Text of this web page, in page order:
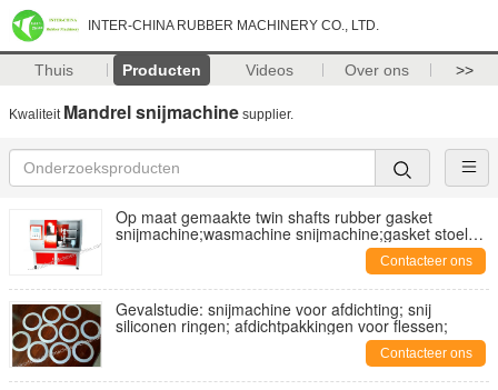
INTER-CHINA RUBBER MACHINERY CO., LTD.
Thuis Producten Videos Over ons >>
Kwaliteit Mandrel snijmachine supplier.
Op maat gemaakte twin shafts rubber gasket
snijmachine;wasmachine snijmachine;gasket stoel
Contacteer ons
Gevalstudie: snijmachine voor afdichting; snij
siliconen ringen; afdichtpakkingen voor flessen;
Contacteer ons